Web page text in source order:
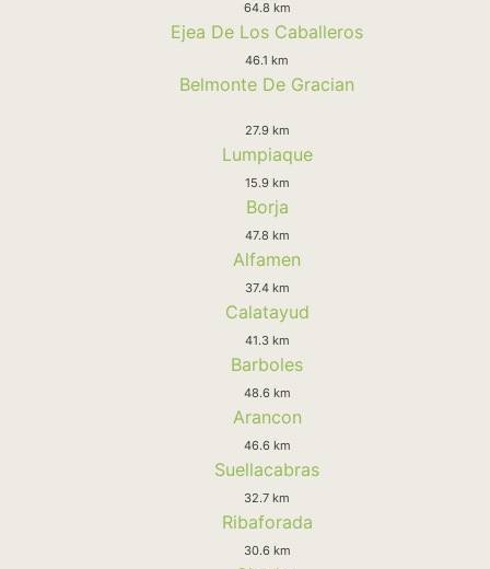
64.8 km
Ejea De Los Caballeros
46.1 km
Belmonte De Gracian
27.9 km
Lumpiaque
15.9 km
Borja
47.8 km
Alfamen
37.4 km
Calatayud
41.3 km
Barboles
48.6 km
Arancon
46.6 km
Suellacabras
32.7 km
Ribaforada
30.6 km